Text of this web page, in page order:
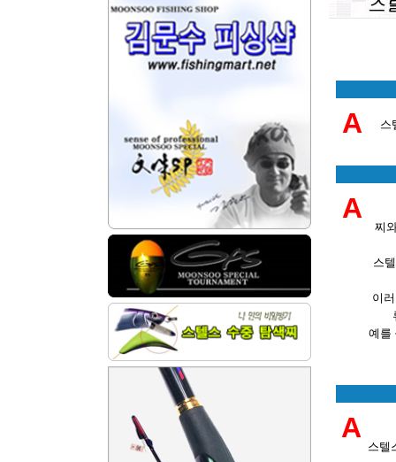
A 스
A
찌
스
이
예를
A
스텔